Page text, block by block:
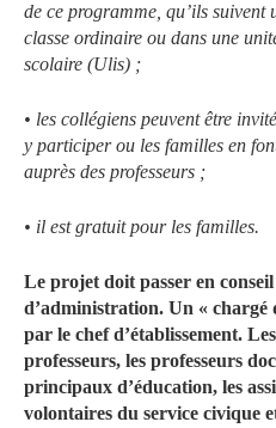
de ce programme, qu’ils
classe ordinaire ou dans une
scolaire (Ulis) ;
• les collégiens peuvent être
y participer ou les familles en
auprès des professeurs ;
• il est gratuit pour les familles.
Le projet doit passer en
d’administration. Un « chargé
par le chef d’établissement.
professeurs, les professeurs
principaux d’éducation, les
volontaires du service civique